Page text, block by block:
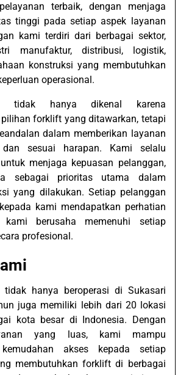
terbaik, dengan menjaga
tinggi pada setiap aspek layanan
kami terdiri dari berbagai sektor,
manufaktur, distribusi, logistik,
konstruksi yang membutuhkan
operasional.
tidak hanya dikenal karena
forklift yang ditawarkan, tetapi
dalam memberikan layanan
sesuai harapan. Kami selalu
menjaga kepuasan pelanggan,
sebagai prioritas utama dalam
yang dilakukan. Setiap pelanggan
kami mendapatkan perhatian
kami berusaha memenuhi setiap
profesional.
tidak hanya beroperasi di Sukasari
juga memiliki lebih dari 20 lokasi
kota besar di Indonesia. Dengan
yang luas, kami mampu
kemudahan akses kepada setiap
membutuhkan forklift di berbagai